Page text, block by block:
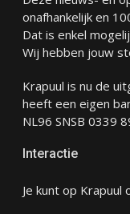
onafhankelijk en
Dat is enkel
Wij hebben jouw
Krapuul is nu de
heeft een eigen
NL96 SNSB 0339
Interactie
Je kunt op Krapuul